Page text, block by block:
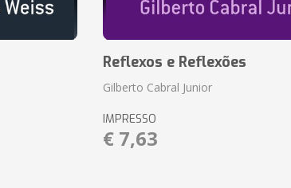
Reflexos e Reflexões
Gilberto Cabral Junior
IMPRESSO
€ 7,63